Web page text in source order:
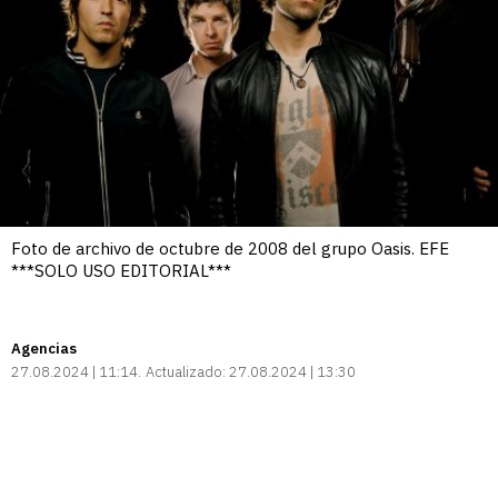
Foto de archivo de octubre de 2008 del grupo Oasis. EFE
***SOLO USO EDITORIAL***
Agencias
27.08.2024 | 11:14 Actualizado: 27.08.2024 | 13:30